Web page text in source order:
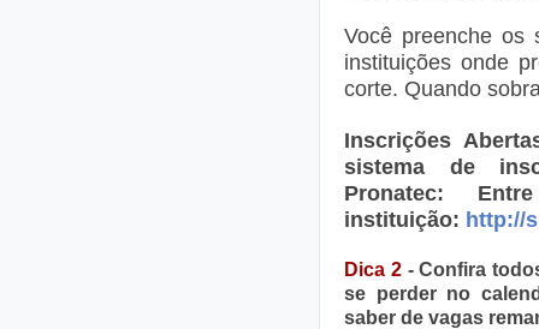
Você preenche os
instituições onde
corte. Quando
Inscrições
sistema de
Pronatec:
instituição: http://
Dica 2-Confira
se perder no
saber de vagas